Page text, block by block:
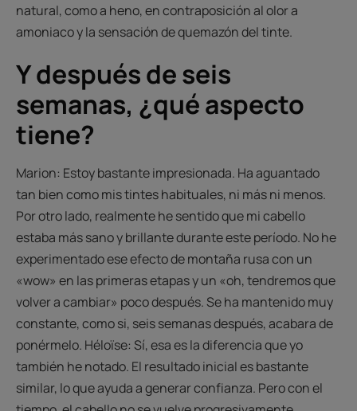
natural, como a heno, en contraposición al olor a
amoniaco y la sensación de quemazón del tinte.
Y después de seis
semanas, ¿qué aspecto
tiene?
Marion: Estoy bastante impresionada. Ha aguantado
tan bien como mis tintes habituales, ni más ni menos.
Por otro lado, realmente he sentido que mi cabello
estaba más sano y brillante durante este período. No he
experimentado ese efecto de montaña rusa con un
«wow» en las primeras etapas y un «oh, tendremos que
volver a cambiar» poco después. Se ha mantenido muy
constante, como si, seis semanas después, acabara de
ponérmelo. Héloïse: Sí, esa es la diferencia que yo
también he notado. El resultado inicial es bastante
similar, lo que ayuda a generar confianza. Pero con el